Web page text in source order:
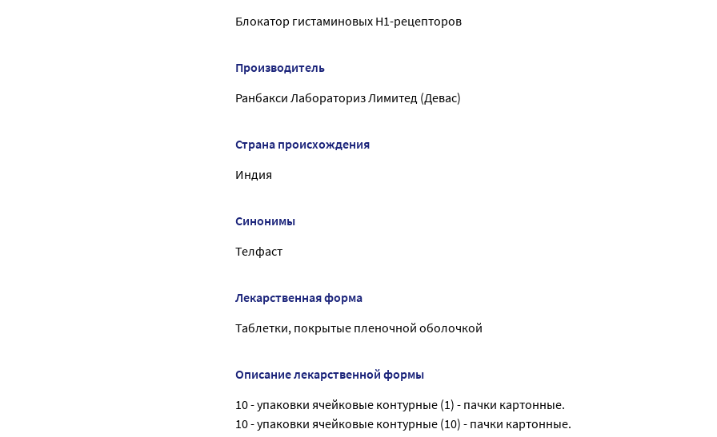
Блокатор гистаминовых Н1-рецепторов
Производитель
Ранбакси Лабораториз Лимитед (Девас)
Страна происхождения
Индия
Синонимы
Телфаст
Лекарственная форма
Таблетки, покрытые пленочной оболочкой
Описание лекарственной формы
10 - упаковки ячейковые контурные (1) - пачки картонные.
10 - упаковки ячейковые контурные (10) - пачки картонные.